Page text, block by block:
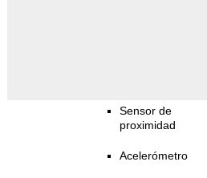
Sensor de
proximidad
Acelerómetro